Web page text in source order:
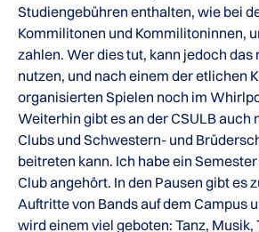
Studiengebühren enthalten, wie bei
Kommilitonen und Kommilitoninnen,
zahlen. Wer dies tut, kann jedoch das
nutzen, und nach einem der etlichen
organisierten Spielen noch im
Weiterhin gibt es an der CSULB auch
Clubs und Schwestern- und
beitreten kann. Ich habe ein
Club angehört. In den Pausen gibt es
Auftritte von Bands auf dem Campus
wird einem viel geboten: Tanz, Musik,